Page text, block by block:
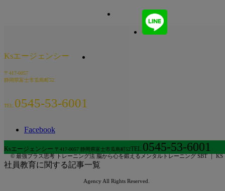
Ksエージェンシー
〒417-0057
静岡県富士市瓜島町52
TEL. 0545-53-6001
Facebook
Ksエージェンシー 〒417-0057 静岡県富士市瓜島町52TEL.0545-53-6001
© 最強プラス思考 トレーニング法 脳から心を鍛えるメンタルトレーニング SBT ｜ KS
Agency All Rights Reserved.
社員教育に関する記事一覧